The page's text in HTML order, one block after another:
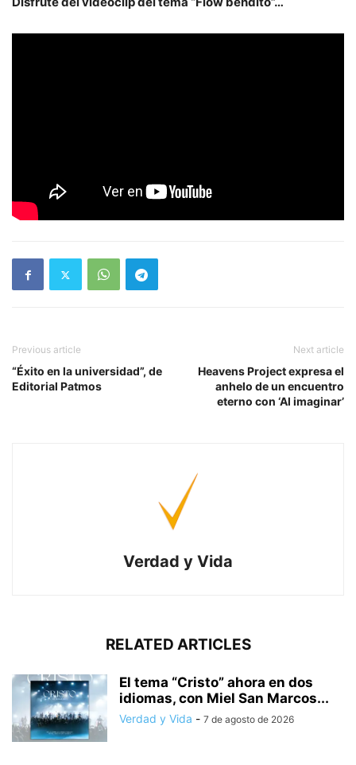
Previous article
“Éxito en la universidad”, de
Editorial Patmos
Next article
Heavens Project expresa el
anhelo de un encuentro
eterno con ‘Al imaginar’
Verdad y Vida
RELATED ARTICLES
El tema “Cristo” ahora en dos
idiomas, con Miel San Marcos...
Verdad y Vida - 7 de agosto de 2026